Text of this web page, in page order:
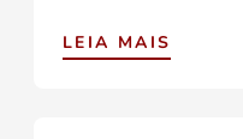
LEIA MAIS